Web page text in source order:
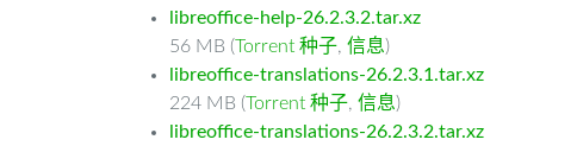
libreoffice-help-26.2.3.2.tar.xz
56 MB (Torrent 种子, 信息)
libreoffice-translations-26.2.3.1.tar.xz
224 MB (Torrent 种子, 信息)
libreoffice-translations-26.2.3.2.tar.xz